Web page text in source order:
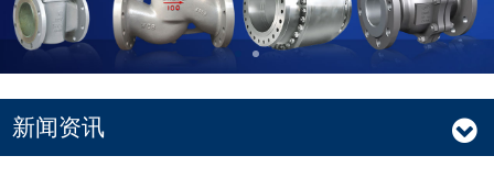
新闻资讯